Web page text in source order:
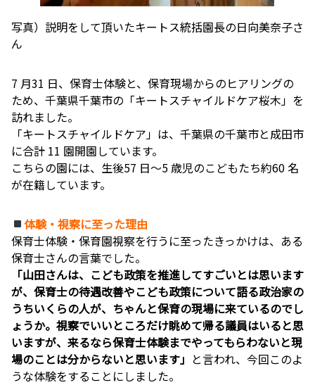
写真）説明をして頂いたキートス統括園長の日向美奈子さ
ん
7 月31 日、保育士体験と、保育現場からのヒアリングの
ため、千葉県千葉市の「キートスチャイルドケア桜木」を
訪れました。
「キートスチャイルドケア」は、千葉県の千葉市と成田市
に合計 11 園開園しています。
こちらの園には、生後57 日〜5 歳児のこどもたち約60 名
が在籍しています。
体験・視察に至った理由
保育士体験・保育園視察を行うに至ったきっかけは、ある
保育士さんの言葉でした。
「山田さんは、こども政策を推進してすごいとは思います
が、保育士の待遇改善やこども政策について語る政治家の
うちいくらの人が、ちゃんと保育の現場に来ているのでし
ょうか。視察でいいところだけ眺めて帰る議員はいると思
いますが、来るなら保育士体験までやってもらわないと現
場のことは分からないと思います」 と言われ、今回このよ
うな体験をすることにしました。